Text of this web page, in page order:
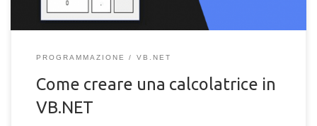
PROGRAMMAZIONE VB.NET
Come creare una calcolatrice in
VB.NET